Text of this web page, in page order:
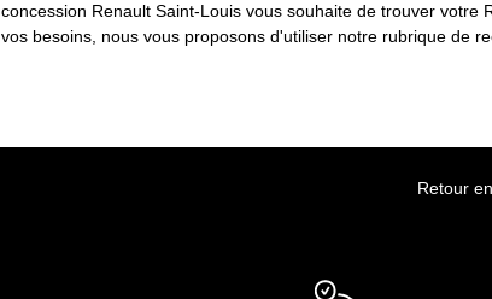
concession Renault Saint-Louis vous souhaite de trouver votre
vos besoins, nous vous proposons d'utiliser notre rubrique de
Retour